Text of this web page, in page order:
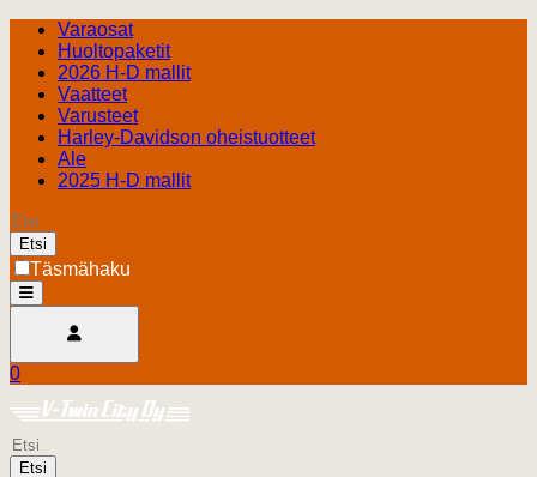
Varaosat
Huoltopaketit
2026 H-D mallit
Vaatteet
Varusteet
Harley-Davidson oheistuotteet
Ale
2025 H-D mallit
Etsi
Täsmähaku
open
Ostoskori
0.00 €
0
Harley Davidson Turku
Etsi